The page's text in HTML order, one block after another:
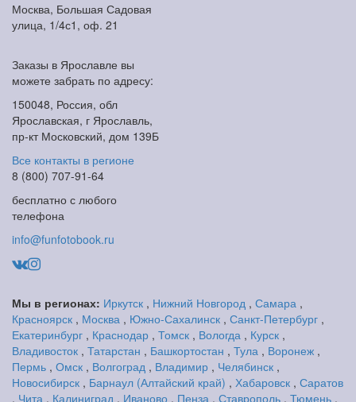
Москва, Большая Садовая
улица, 1/4с1, оф. 21
Заказы в Ярославле вы
можете забрать по адресу:
150048, Россия, обл
Ярославская, г Ярославль,
пр-кт Московский, дом 139Б
Все контакты в регионе
8 (800) 707-91-64
бесплатно с любого
телефона
info@funfotobook.ru
Мы в регионах: Иркутск , Нижний Новгород , Самара ,
Красноярск , Москва , Южно-Сахалинск , Санкт-Петербург ,
Екатеринбург , Краснодар , Томск , Вологда , Курск ,
Владивосток , Татарстан , Башкортостан , Тула , Воронеж ,
Пермь , Омск , Волгоград , Владимир , Челябинск ,
Новосибирск , Барнаул (Алтайский край) , Хабаровск , Саратов
, Чита , Калиниград , Иваново , Пенза , Ставрополь , Тюмень ,